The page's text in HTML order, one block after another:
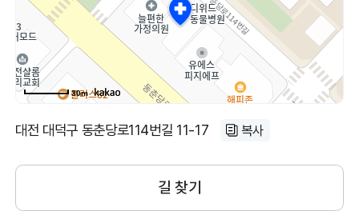
30m
대전 대덕구 동춘당로114번길 11-17 복사
길 찾기